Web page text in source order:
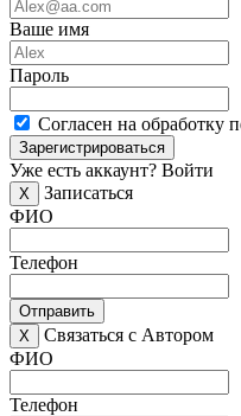
Ваше имя
Пароль
Согласен на обработку
Зарегистрироваться
Уже есть аккаунт? Войти
X
Записаться
ФИО
Телефон
Отправить
X
Связаться с Автором
ФИО
Телефон